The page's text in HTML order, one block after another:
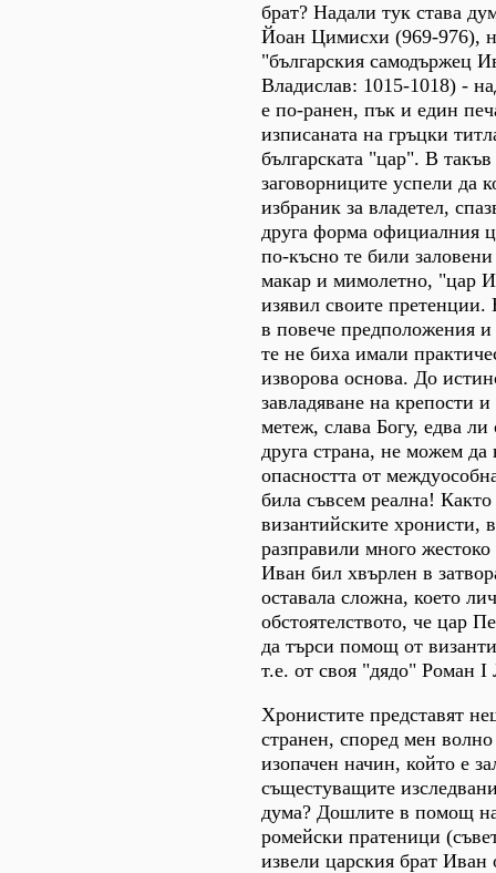
брат? Надали тук става
Йоан Цимисхи (969-976),
"българския самодържец
Владислав: 1015-1018) -
е по-ранен, пък и един
изписаната на гръцки
българската "цар". В
заговорниците успели да
избраник за владетел,
друга форма официалния
по-късно те били
макар и мимолетно, "цар
изявил своите претенции.
в повече предположения и
те не биха имали
изворова основа. До
завладяване на крепости
метеж, слава Богу, едва ли
друга страна, не можем да
опасността от
била съвсем реална!
византийските хронисти,
разправили много жестоко
Иван бил хвърлен в
оставала сложна, което
обстоятелството, че цар
да търси помощ от
т.е. от своя "дядо" Роман I
Хронистите представят
странен, според мен
изопачен начин, който е
същестуващите
дума? Дошлите в помощ
ромейски пратеници
извели царския брат Иван